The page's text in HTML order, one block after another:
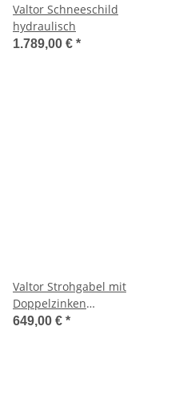
Valtor Schneeschild
hydraulisch
1.789,00 € *
Valtor Strohgabel mit
Doppelzinken
Euroaufnahme
649,00 € *